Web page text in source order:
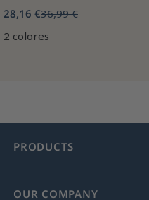
28,16 €36,99 €
2 colores
PRODUCTS
OUR COMPANY